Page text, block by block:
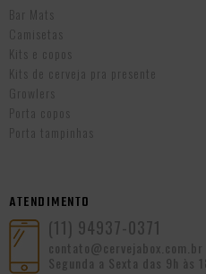
Bar Mats
Camisetas
Kits e copos
Kits de cerveja pra presente
Growlers
Porta copos
Porta tampinhas
ATENDIMENTO
(11) 94937-0371
contato@cervejabox.com.br
Segunda a Sexta das 9h às